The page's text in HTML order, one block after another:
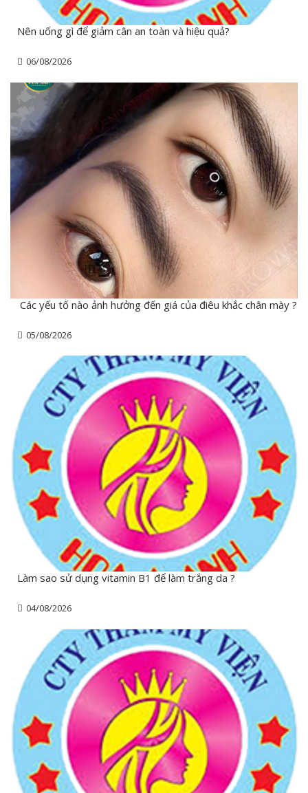
Nên uống gì để giảm cân an toàn và hiệu quả?
06/08/2026
Các yếu tố nào ảnh hưởng đến giá của điêu khắc chân mày ?
05/08/2026
Làm sao sử dụng vitamin B1 để làm trắng da ?
04/08/2026